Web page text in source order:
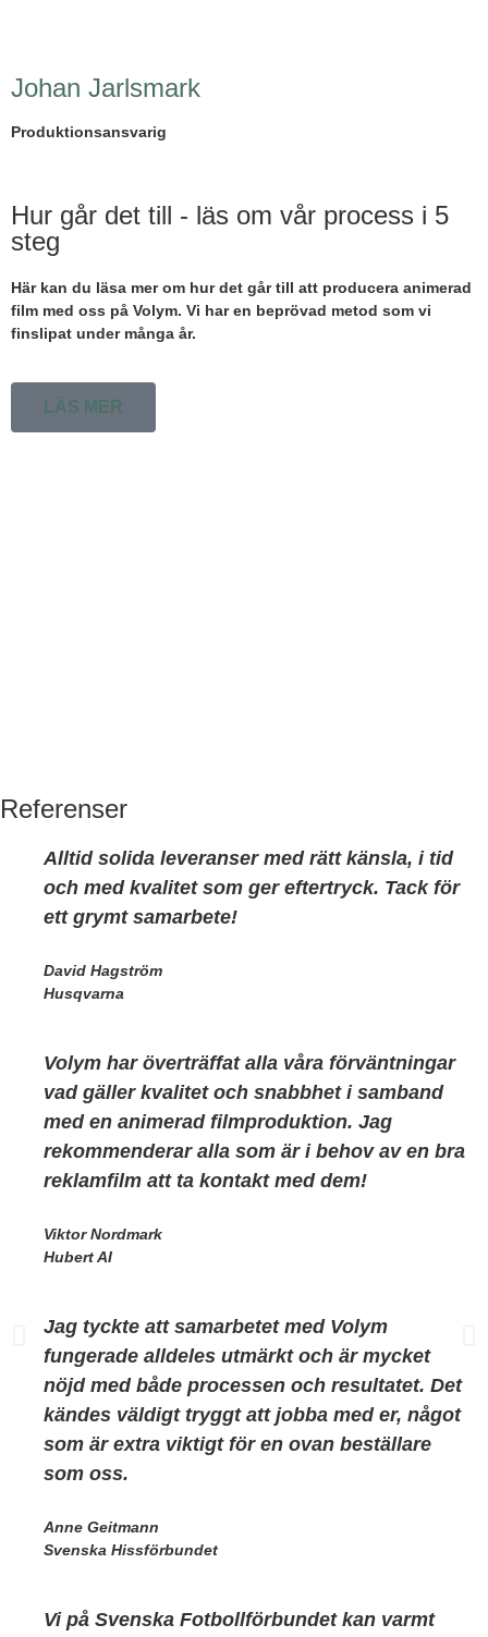
Johan Jarlsmark
Produktionsansvarig
Hur går det till - läs om vår process i 5
steg
Här kan du läsa mer om hur det går till att producera animerad
film med oss på Volym. Vi har en beprövad metod som vi
finslipat under många år.
LÄS MER
Referenser
Alltid solida leveranser med rätt känsla, i tid
och med kvalitet som ger eftertryck. Tack för
ett grymt samarbete!
David Hagström
Husqvarna
Volym har överträffat alla våra förväntningar
vad gäller kvalitet och snabbhet i samband
med en animerad filmproduktion. Jag
rekommenderar alla som är i behov av en bra
reklamfilm att ta kontakt med dem!
Viktor Nordmark
Hubert AI
Jag tyckte att samarbetet med Volym
fungerade alldeles utmärkt och är mycket
nöjd med både processen och resultatet. Det
kändes väldigt tryggt att jobba med er, något
som är extra viktigt för en ovan beställare
som oss.
Anne Geitmann
Svenska Hissförbundet
Vi på Svenska Fotbollförbundet kan varmt